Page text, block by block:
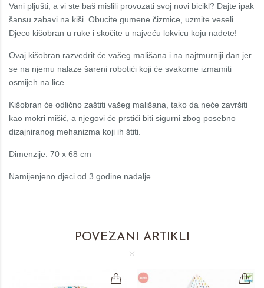
Vani pljušti, a vi ste baš mislili provozati svoj novi bicikl? Dajte ipak
šansu zabavi na kiši. Obucite gumene čizmice, uzmite veseli
Djeco kišobran u ruke i skočite u najveću lokvicu koju nađete!
Ovaj kišobran razvedrit će vašeg mališana i na najtmurniji dan jer
se na njemu nalaze šareni robotići koji će svakome izmamiti
osmijeh na lice.
Kišobran će odlično zaštiti vašeg mališana, tako da neće završiti
kao mokri mišić, a njegovi će prstići biti sigurni zbog posebno
dizajniranog mehanizma koji ih štiti.
Dimenzije: 70 x 68 cm
Namijenjeno djeci od 3 godine nadalje.
POVEZANI ARTIKLI